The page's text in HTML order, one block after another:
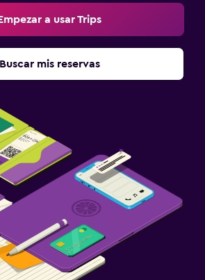
a usar Trips
Buscar mis reservas